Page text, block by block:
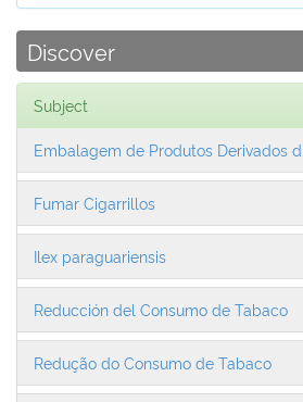
Discover
Subject
Embalagem de Produtos Derivados d...
Fumar Cigarrillos
Ilex paraguariensis
Reducción del Consumo de Tabaco
Redução do Consumo de Tabaco